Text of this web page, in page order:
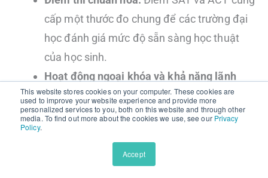
This website stores cookies on your computer. These cookies are
used to improve your website experience and provide more
personalized services to you, both on this website and through other
media. To find out more about the cookies we use, see our Privacy
Policy.
Accept
cấp một thước đo chung để các trường đại
học đánh giá mức độ sẵn sàng học thuật
của học sinh.
Hoạt động ngoại khóa và khả năng lãnh
đạo:Chiều sâu, tác động và sự chủ động
trong các hoạt động sẽ giúp bạn nổi bật
Bài luận và thư giới thiệu: